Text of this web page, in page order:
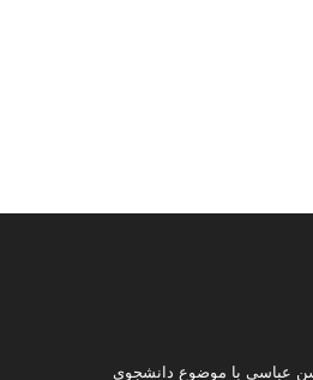
عباسی با موضوع دانشجوی